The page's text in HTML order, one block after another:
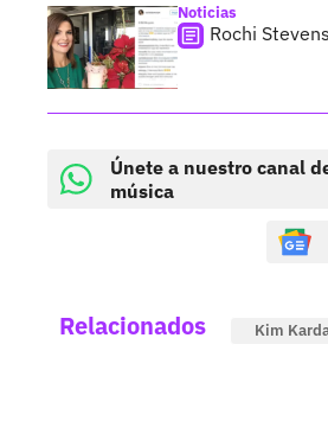
Noticias
Rochi
Únete a nuestro canal
música
Relacionados Kim